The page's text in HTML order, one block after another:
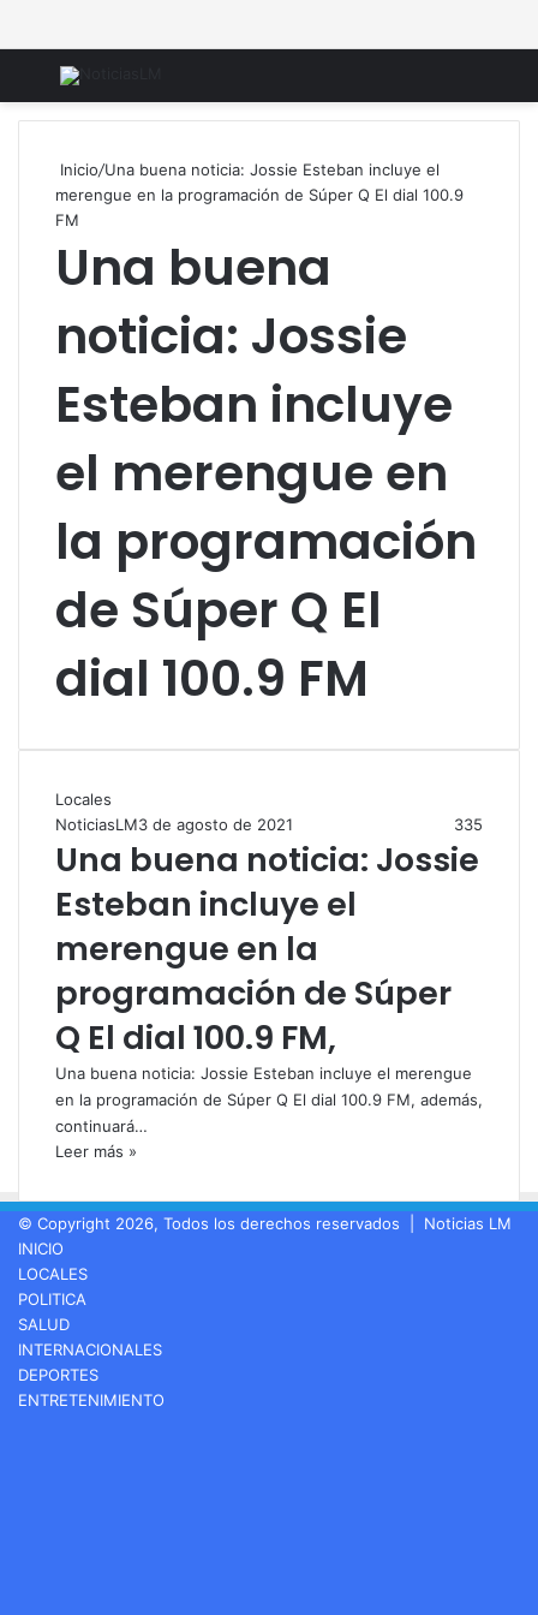
Menú
Inicio/Una buena noticia: Jossie Esteban incluye el
merengue en la programación de Súper Q El dial 100.9
FM
Una buena
noticia: Jossie
Esteban incluye
el merengue en
la programación
de Súper Q El
dial 100.9 FM
Locales
NoticiasLM3 de agosto de 2021 335
Una buena noticia: Jossie
Esteban incluye el
merengue en la
programación de Súper
Q El dial 100.9 FM,
Una buena noticia: Jossie Esteban incluye el merengue
en la programación de Súper Q El dial 100.9 FM, además,
continuará…
Leer más »
© Copyright 2026, Todos los derechos reservados | Noticias LM
INICIO
LOCALES
POLITICA
SALUD
INTERNACIONALES
DEPORTES
ENTRETENIMIENTO